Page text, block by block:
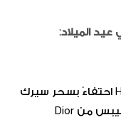
عيد الميلاد:
إطلالة العطلات النارية Holiday Fiery Look احتفاءً بسحر سيرك